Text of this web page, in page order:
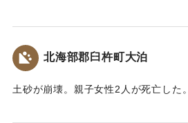
｜固有コード:
北海部郡臼杵町大泊
土砂が崩壊。親子女性2人が死亡した。